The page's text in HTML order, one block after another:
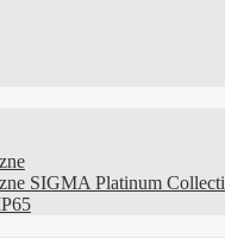
SIGMA Platinum